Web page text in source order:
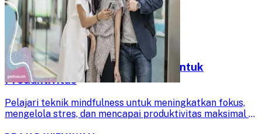
Meningkatkan Semangat Kerja untuk
Produktivitas
Pelajari teknik mindfulness untuk meningkatkan fokus,
mengelola stres, dan mencapai produktivitas maksimal di